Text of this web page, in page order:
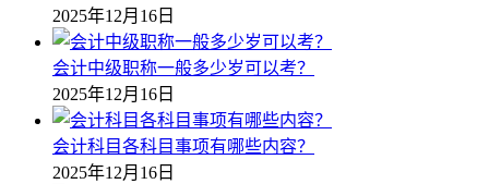
2025年12月16日
会计中级职称一般多少岁可以考？
2025年12月16日
会计科目各科目事项有哪些内容？
2025年12月16日